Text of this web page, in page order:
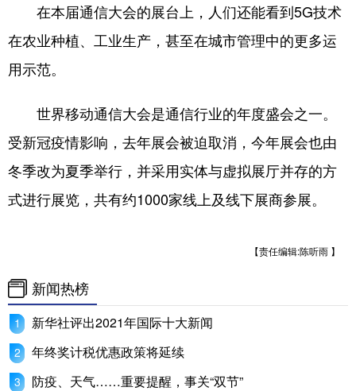
在本届通信大会的展台上，人们还能看到5G技术
在农业种植、工业生产，甚至在城市管理中的更多运
用示范。
世界移动通信大会是通信行业的年度盛会之一。
受新冠疫情影响，去年展会被迫取消，今年展会也由
冬季改为夏季举行，并采用实体与虚拟展厅并存的方
式进行展览，共有约1000家线上及线下展商参展。
【责任编辑:陈听雨 】
新闻热榜
新华社评出2021年国际十大新闻
年终奖计税优惠政策将延续
防疫、天气……重要提醒，事关“双节”